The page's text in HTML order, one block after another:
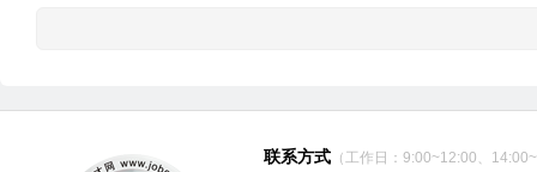
联系方式 （工作日：9:00~12:00、